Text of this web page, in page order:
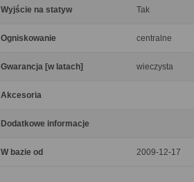
Wyjście na statyw Tak
Ogniskowanie centralne
Gwarancja [w latach] wieczysta
Akcesoria
Dodatkowe informacje
W bazie od 2009-12-17